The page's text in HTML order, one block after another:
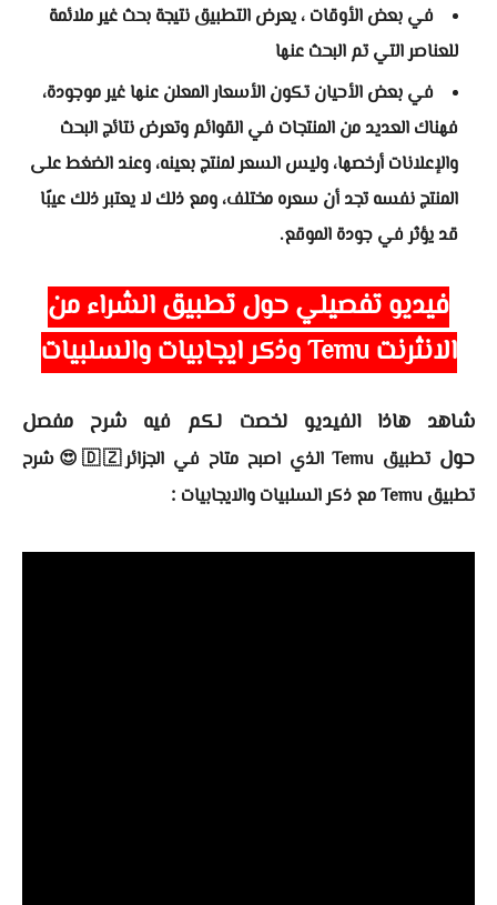
في بعض الأوقات ، يعرض التطبيق نتيجة بحث غير ملائمة
للعناصر التي تم البحث عنها
في بعض الأحيان تكون الأسعار المعلن عنها غير موجودة،
فهناك العديد من المنتجات في القوائم وتعرض نتائج البحث
والإعلانات أرخصها، وليس السعر لمنتج بعينه، وعند الضغط على
المنتج نفسه تجد أن سعره مختلف، ومع ذلك لا يعتبر ذلك عيبًا
قد يؤثر في جودة الموقع.
فيديو تفصيلي حول تطبيق الشراء من
الانثرنت Temu وذكر ايجابيات والسلبيات
شاهد هاذا الفيديو لخصت لكم فيه شرح مفصل
حول
تطبيق Temu الذي اصبح متاح في الجزائر🇩🇿😍شرح
تطبيق Temu مع ذكر السلبيات والايجابيات
: